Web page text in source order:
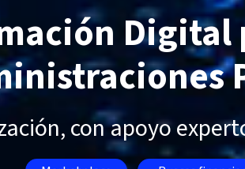
Digital
con apoyo